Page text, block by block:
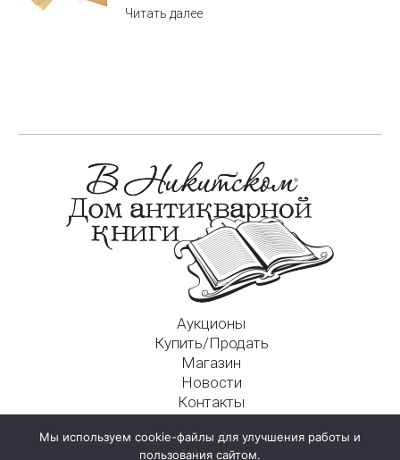
Читать далее
Аукционы
Купить/Продать
Магазин
Новости
Контакты
125009, г. Москва, Никитский пер., д. 4а, стр. 1
Мы используем cookie-файлы для улучшения работы и
пользования сайтом.